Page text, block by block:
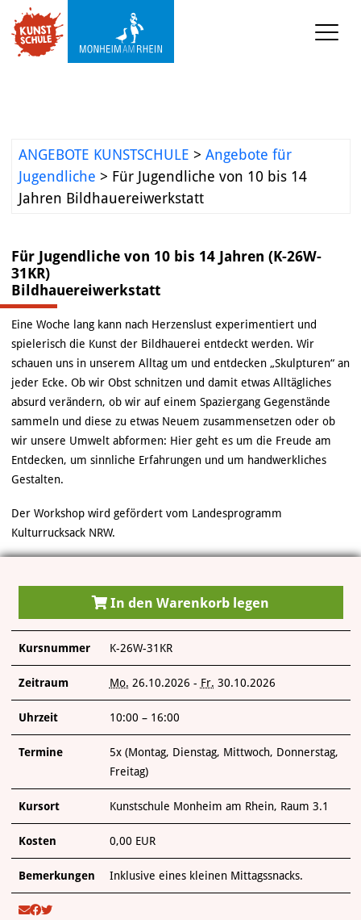
Projekte und
Kooperationen
KUNST-WERKSTATT TURMSTRASSE
KUNST-VERMITTLUNG
ÜBER UNS
ANGEBOTE KUNSTSCHULE > Angebote für
Jugendliche > Für Jugendliche von 10 bis 14
Jahren Bildhauereiwerkstatt
Für Jugendliche von 10 bis 14 Jahren (K-26W-
31KR)
Bildhauereiwerkstatt
Eine Woche lang kann nach Herzenslust experimentiert und
spielerisch die Kunst der Bildhauerei entdeckt werden. Wir
schauen uns in unserem Alltag um und entdecken „Skulpturen“ an
jeder Ecke. Ob wir Obst schnitzen und damit etwas Alltägliches
absurd verändern, ob wir auf einem Spaziergang Gegenstände
sammeln und diese zu etwas Neuem zusammensetzen oder ob
wir unsere Umwelt abformen: Hier geht es um die Freude am
Entdecken, um sinnliche Erfahrungen und um handwerkliches
Gestalten.
Der Workshop wird gefördert vom Landesprogramm
Kulturrucksack NRW.
In den Warenkorb legen
Kursnummer K-26W-31KR
Zeitraum Mo. 26.10.2026 - Fr. 30.10.2026
Uhrzeit 10:00 – 16:00
Termine
5x (Montag, Dienstag, Mittwoch, Donnerstag,
Freitag)
Kursort Kunstschule Monheim am Rhein, Raum 3.1
Kosten 0,00 EUR
Bemerkungen Inklusive eines kleinen Mittagssnacks.